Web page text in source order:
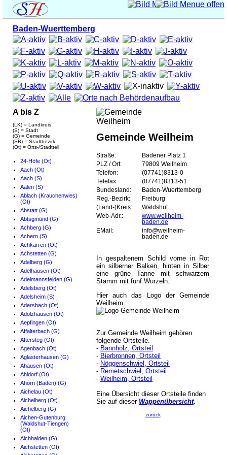
Baden-Wuerttemberg
A bis Z
(LK) = Landkreis
(S) = Stadt
(G) = Gemeinde
(SB) = Stadtbezirk
(Ot) = Orts-/Stadtteil
24-Höfe (Ot)
Aach (Ot)
Aach (S)
Aalen (S)
Ablach (Krauchenwies)
(Ot)
Abstatt (G)
Abtsgmünd (G)
Achberg (G)
Achern (S)
Achkarren (Ot)
Achstetten (G)
Adelberg (G)
Adelhausen (Ot)
Adelmannsfelden (G)
Adelsberg (Ot)
Adelsheim (S)
Adersbach (Ot)
Adolzhausen (Ot)
Aepfingen (Ot)
Affalterbach (G)
Aftersteg (Ot)
Agenbach (Ot)
Aglasterhausen (G)
Ahausen (Ot)
Ahldorf (Ot)
Ahorn (Baden) (G)
Aichelau (Ot)
Aichelberg (Ot)
Aichelberg (G)
Aichen-Gutenburg
(Waldshut-Tiengen)
(Ot)
Aichhalden (G)
Aichstetten (Ot)
Gemeinde Weilheim
Straße:
Badener Platz 1
PLZ / Ort:
79809 Weilheim
Telefon:
(07741)8313-0
Telefax:
(07741)8313-51
Bundesland:
Baden-Wuerttemberg
Reg.-Bezirk:
Freiburg
(Land-)Kreis:
Waldshut
Web-Adr.:
www.weilheim-
baden.de
EMail:
info@weilheim-
baden.de
In gespaltenem Schild vorne in Rot
ein silberner Balken, hinten in Silber
eine grüne Tanne mit schwarzem
Stamm mit fünf Wurzeln.
Hier auch das Logo der Gemeinde
Weilheim.
Zur Gemeinde Weilheim gehören
folgende Ortsteile.
- Bannholz, Ortsteil
- Bierbronnen, Ortsteil
- Nöggenschwiel, Ortsteil
- Remetschwiel, Ortsteil
- Weilheim, Ortsteil
Eine Übersicht dieser Ortsteile finden
Sie auf dieser Wappenübersicht.
zurück